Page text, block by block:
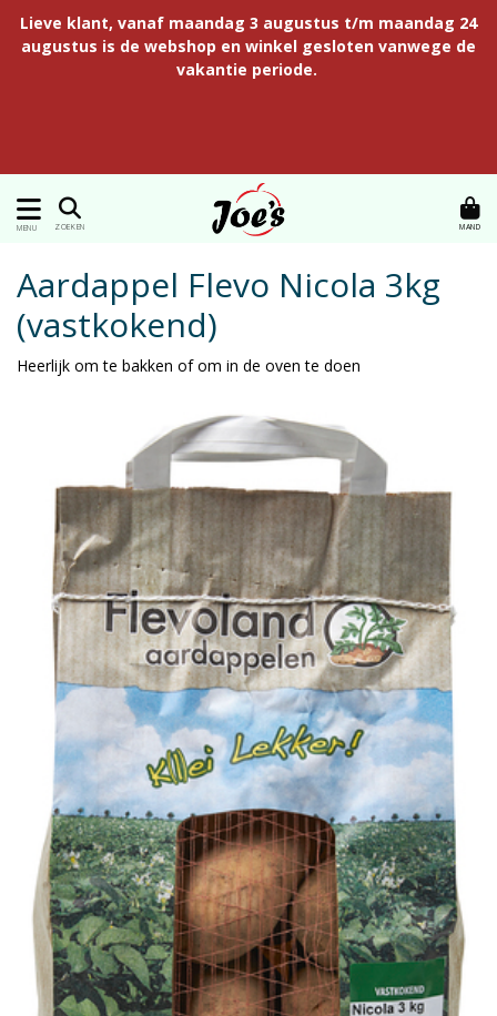
Lieve klant, vanaf maandag 3 augustus t/m maandag 24
augustus is de webshop en winkel gesloten vanwege de
vakantie periode.
MENU ZOEKEN MAND
Aardappel Flevo Nicola 3kg
(vastkokend)
Heerlijk om te bakken of om in de oven te doen